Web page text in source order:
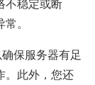
不稳定或断
。
保服务器有足
。此外，您还